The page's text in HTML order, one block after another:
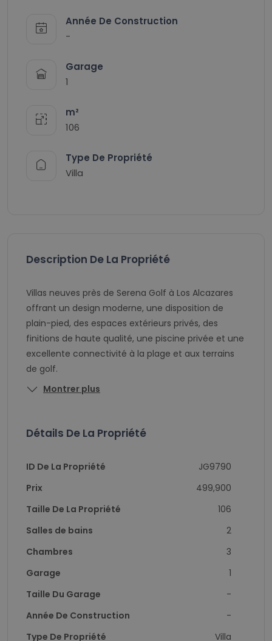
Année De Construction
-
Garage
1
m²
106
Type De Propriété
Villa
Description De La Propriété
Villas neuves près de Serena Golf à Los Alcazares
offrant un design moderne, une disposition de
plain-pied, des espaces extérieurs privés, des
finitions de haute qualité, une piscine privée et une
excellente connectivité à la plage et aux terrains
de golf.
Montrer plus
Détails De La Propriété
ID De La Propriété
JG9790
Prix
499,900
Taille De La Propriété
106
Salles de bains
2
Chambres
3
Garage
1
Taille Du Garage
-
Année De Construction
-
Type De Propriété
Villa